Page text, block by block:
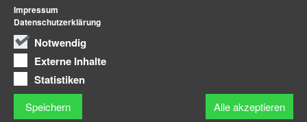
Notwendig
Externe Inhalte
Statistiken
Speichern Alle akzeptieren
Impressum
Datenschutzerklärung